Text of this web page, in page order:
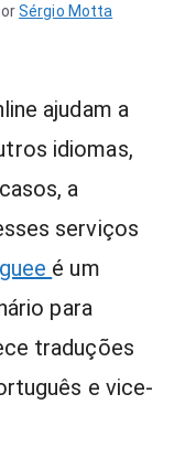
Sérgio Motta
ajudam a
idiomas,
a
serviços
é um
para
traduções
e vice-